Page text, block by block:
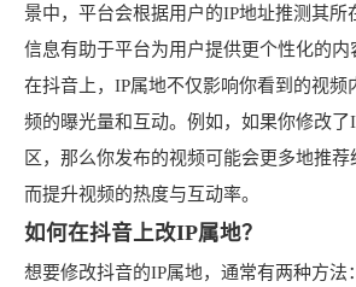
景中，平台会根据用户的IP地址推测其所
信息有助于平台为用户提供更个性化的内
在抖音上，IP属地不仅影响你看到的视频
频的曝光量和互动。例如，如果你修改了
区，那么你发布的视频可能会更多地推
而提升视频的热度与互动率。
如何在抖音上改IP属地？
想要修改抖音的IP属地，通常有两种方法：